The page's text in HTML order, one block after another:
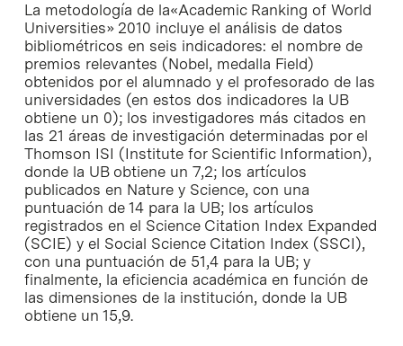
La metodología de la«Academic Ranking of World
Universities»2010 incluye el análisis de datos
bibliométricos en seis indicadores: el nombre de
premios relevantes (Nobel, medalla Field)
obtenidos por el alumnado y el profesorado de las
universidades (en estos dos indicadores la UB
obtiene un 0); los investigadores más citados en
las 21 áreas de investigación determinadas por el
Thomson ISI (Institute for Scientific Information),
donde la UB obtiene un 7,2; los artículos
publicados en Naturey Science, con una
puntuación de 14 para la UB; los artículos
registrados en el Science Citation Index Expanded
(SCIE) y el Social Science Citation Index(SSCI),
con una puntuación de 51,4 para la UB; y
finalmente, la eficiencia académica en función de
las dimensiones de la institución, donde la UB
obtiene un 15,9.